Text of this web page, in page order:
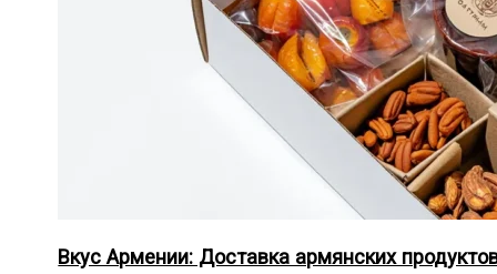
Вкус Армении: Доставка армянских